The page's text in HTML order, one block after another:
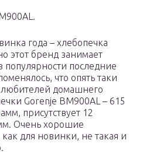
года – хлебопечка
этот бренд занимает
популярности последние
что опять таки
домашнего
Gorenje BM900AL – 615
присутствует 12
Очень хорошие
для новинки, не такая и